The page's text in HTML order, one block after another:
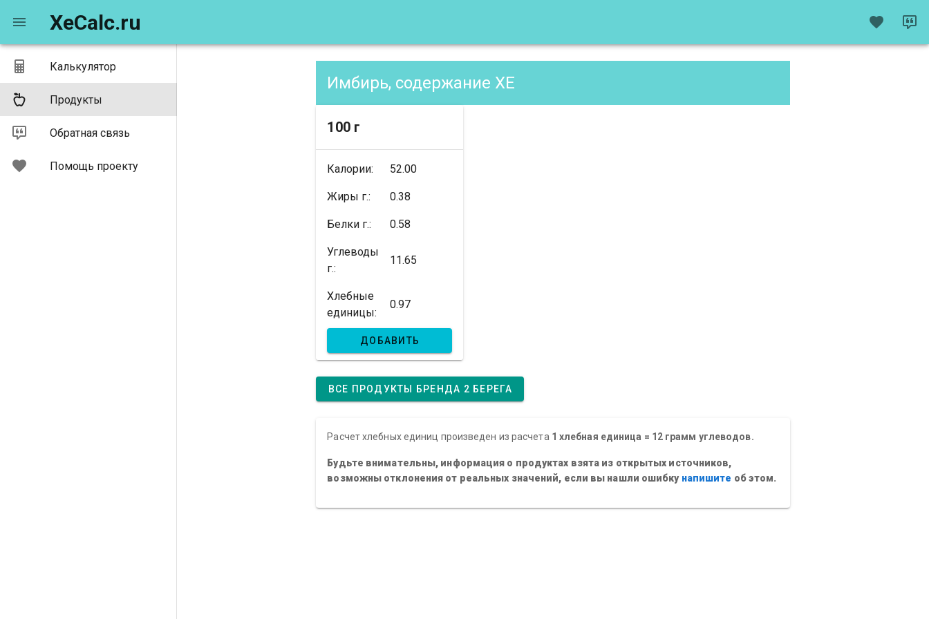
Калькулятор
Продукты
Обратная связь
Помощь проекту
XeCalc.ru
Имбирь, содержание XE
100 г
Калории: 52.00
Жиры г.: 0.38
Белки г.: 0.58
Углеводы
г.:
11.65
Хлебные
единицы:
0.97
ДОБАВИТЬ
ВСЕ ПРОДУКТЫ БРЕНДА 2 БЕРЕГА
Расчет хлебных единиц произведен из расчета 1 хлебная единица = 12 грамм углеводов.
Будьте внимательны, информация о продуктах взята из открытых источников,
возможны отклонения от реальных значений, если вы нашли ошибку напишите об этом.